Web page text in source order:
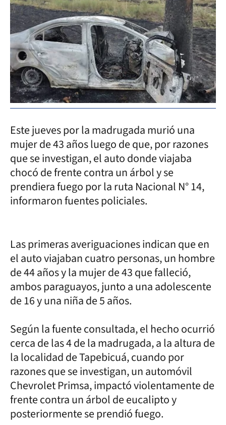
Este jueves por la madrugada murió una
mujer de 43 años luego de que, por razones
que se investigan, el auto donde viajaba
chocó de frente contra un árbol y se
prendiera fuego por la ruta Nacional N° 14,
informaron fuentes policiales.
Las primeras averiguaciones indican que en
el auto viajaban cuatro personas, un hombre
de 44 años y la mujer de 43 que falleció,
ambos paraguayos, junto a una adolescente
de 16 y una niña de 5 años.
Según la fuente consultada, el hecho ocurrió
cerca de las 4 de la madrugada, a la altura de
la localidad de Tapebicuá, cuando por
razones que se investigan, un automóvil
Chevrolet Primsa, impactó violentamente de
frente contra un árbol de eucalipto y
posteriormente se prendió fuego.